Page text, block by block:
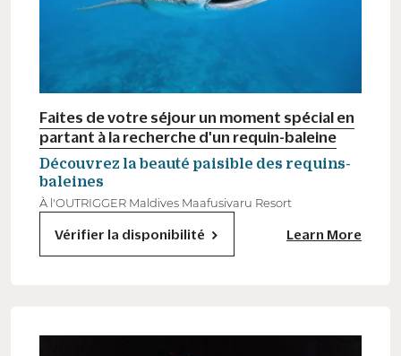
Faites de votre séjour un moment spécial en
partant à la recherche d'un requin-baleine
Découvrez la beauté paisible des requins-
baleines
À l'OUTRIGGER Maldives Maafusivaru Resort
Vérifier la disponibilité Learn More